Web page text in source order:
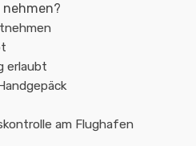
erlaubt
am Flughafen